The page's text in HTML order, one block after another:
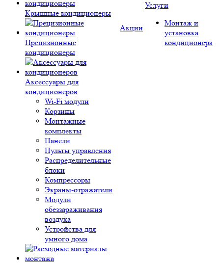
Крышные кондиционеры
Прецизионные
кондиционеры
Аксессуары для
кондиционеров
Wi-Fi модули
Корзины
Монтажные
комплекты
Панели
Пульты управления
Распределительные
блоки
Компрессоры
Экраны-отражатели
Модули
обеззараживания
воздуха
Устройства для
умного дома
Акции
Услуги
Монтаж и
установка
кондиционера